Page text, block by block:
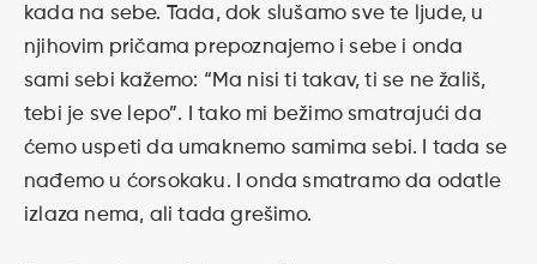
kada na sebe. Tada, dok slušamo sve te ljude, u
njihovim pričama prepoznajemo i sebe i onda
sami sebi kažemo: “Ma nisi ti takav, ti se ne žališ,
tebi je sve lepo”. I tako mi bežimo smatrajući da
ćemo uspeti da umaknemo samima sebi. I tada se
nađemo u ćorsokaku. I onda smatramo da odatle
izlaza nema, ali tada grešimo.